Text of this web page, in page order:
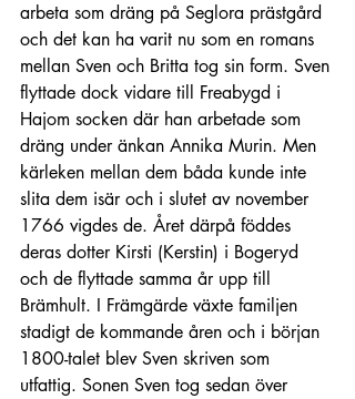
arbeta som dräng på Seglora prästgård
och det kan ha varit nu som en romans
mellan Sven och Britta tog sin form. Sven
flyttade dock vidare till Freabygd i
Hajom socken där han arbetade som
dräng under änkan Annika Murin. Men
kärleken mellan dem båda kunde inte
slita dem isär och i slutet av november
1766 vigdes de. Året därpå föddes
deras dotter Kirsti (Kerstin) i Bogeryd
och de flyttade samma år upp till
Brämhult. I Främgärde växte familjen
stadigt de kommande åren och i början
1800-talet blev Sven skriven som
utfattig. Sonen Sven tog sedan över